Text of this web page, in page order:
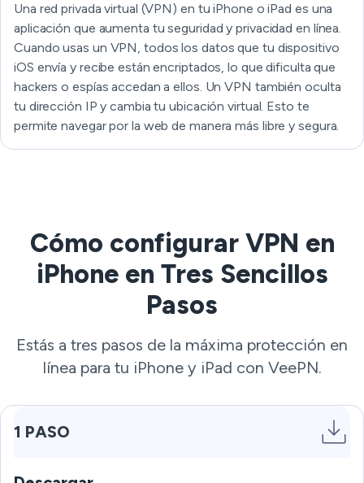
Una red privada virtual (VPN) en tu iPhone o iPad es una
aplicación que aumenta tu seguridad y privacidad en línea.
Cuando usas un VPN, todos los datos que tu dispositivo
iOS envía y recibe están encriptados, lo que dificulta que
hackers o espías accedan a ellos. Un VPN también oculta
tu dirección IP y cambia tu ubicación virtual. Esto te
permite navegar por la web de manera más libre y segura.
Cómo configurar VPN en
iPhone en Tres Sencillos
Pasos
Estás a tres pasos de la máxima protección en
línea para tu iPhone y iPad con VeePN.
1 PASO